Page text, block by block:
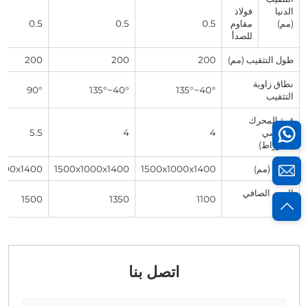
الدنيا
(مم)
فولاذ
مقاوم
للصدأ
0.5
0.5
0.5
طول التثقيب (مم) 200
200
200
نطاق زاوية
التثقيب
40°~135°
40°~135°
90°
قوة المحرك
الرئيسي
(كيلوواط)
4
4
5.5
الأبعاد (مم) 1500x1000x1400
1500x1000x1400
الوزن الصافي
(كغ)
1100
1350
1500
اتصل بنا